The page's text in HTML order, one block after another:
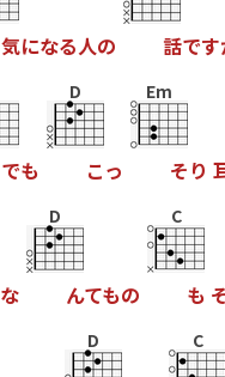
気になる人の 話です
でも
D
こっ
Em
そ り
な
D
んてもの
C
も
D C